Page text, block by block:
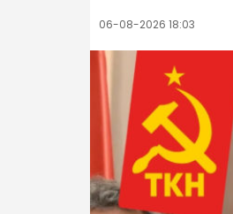
06-08-2026 18:03